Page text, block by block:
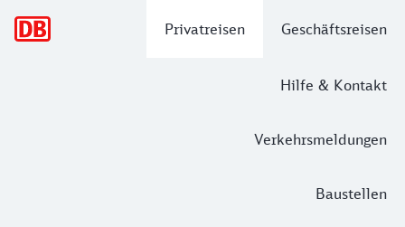
Privatreisen Geschäftsreisen
Hilfe & Kontakt
Verkehrsmeldungen
Baustellen